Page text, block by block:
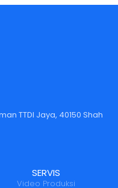
TTDI Jaya, 40150 Shah
SERVIS
Video Produksi